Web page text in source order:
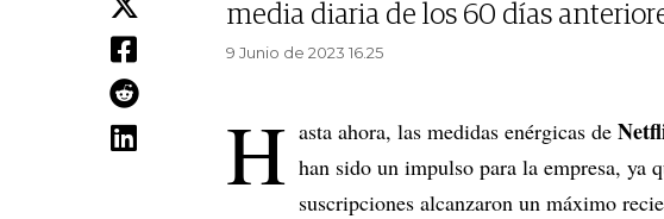
media diaria de los 60 días
9 Junio de 2023 16.25
H asta ahora, las medidas enérgicas de
han sido un impulso para la empresa, ya
suscripciones alcanzaron un máximo